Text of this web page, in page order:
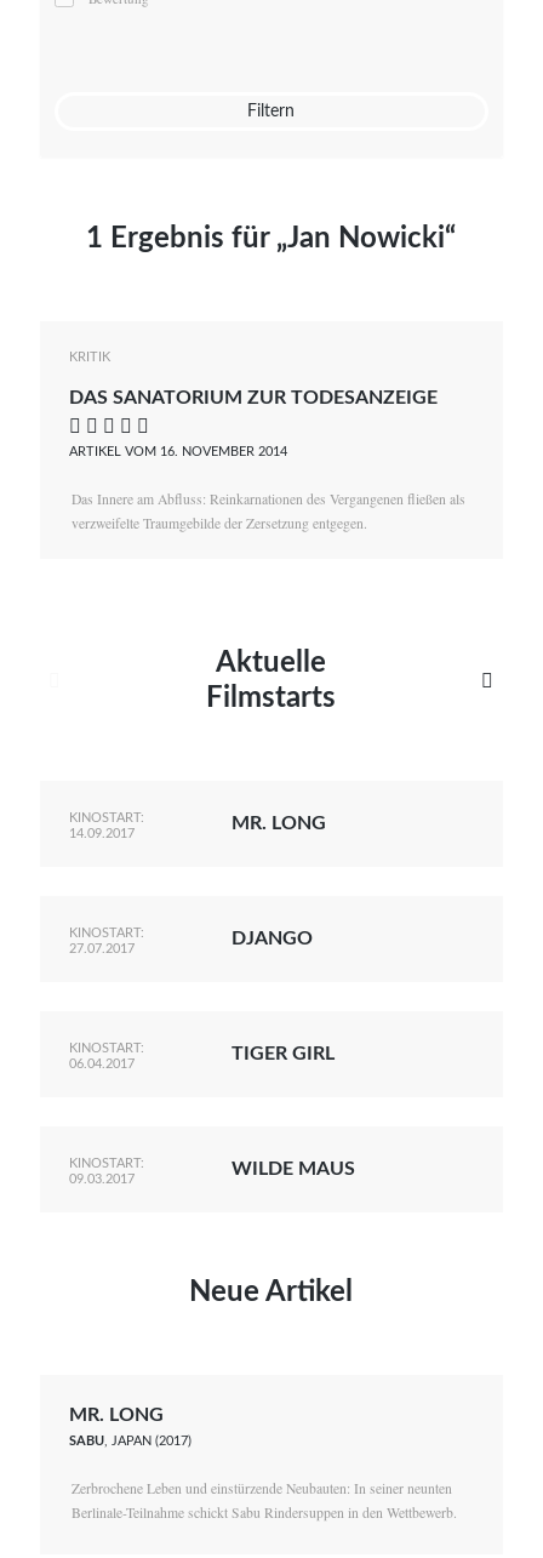
Mato von Vogelstein
Filtern
1 Ergebnis für „Jan Nowicki“
KRITIK
DAS SANATORIUM ZUR TODESANZEIGE
    
ARTIKEL VOM 16. NOVEMBER 2014
Das Innere am Abfluss: Reinkarnationen des Vergangenen fließen als
verzweifelte Traumgebilde der Zersetzung entgegen.
Aktuelle
Filmstarts

KINOSTART:
14.09.2017
MR. LONG
KINOSTART:
27.07.2017
DJANGO
KINOSTART:
06.04.2017
TIGER GIRL
KINOSTART:
09.03.2017
WILDE MAUS
Neue Artikel
MR. LONG
SABU, JAPAN (2017)
Zerbrochene Leben und einstürzende Neubauten: In seiner neunten
Berlinale-Teilnahme schickt Sabu Rindersuppen in den Wettbewerb.